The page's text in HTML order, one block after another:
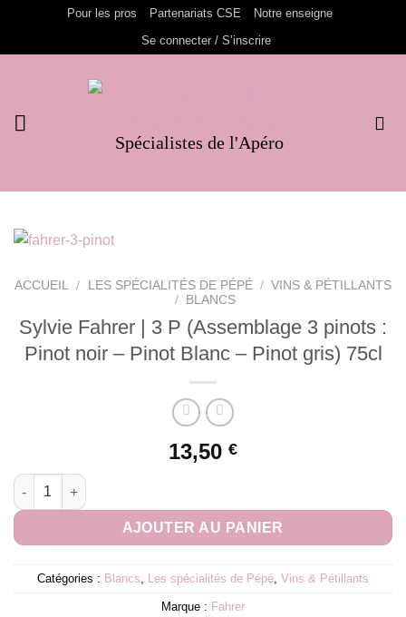
contenu
Pour les pros Partenariats CSE
Notre enseigne
Se connecter / S’inscrire
Spécialistes de l'Apéro
ACCUEIL / LES SPÉCIALITÉS DE PÉPÉ / VINS & PÉTILLANTS
/
BLANCS
Sylvie Fahrer | 3 P (Assemblage 3 pinots :
Pinot noir – Pinot Blanc – Pinot gris) 75cl
13,50 €
quantité de Sylvie Fahrer | 3 P (Assemblage 3 pinots : Pinot
AJOUTER AU PANIER
Catégories : Blancs, Les spécialités de Pépé, Vins & Pétillants
Marque : Fahrer